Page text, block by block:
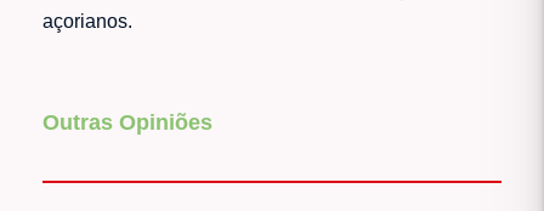
açorianos.
Outras Opiniões